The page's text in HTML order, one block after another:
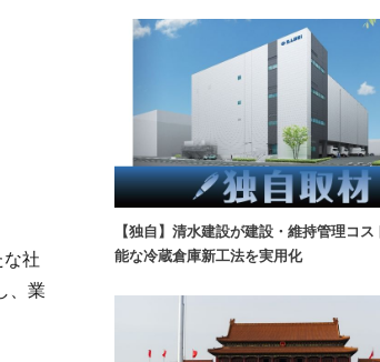
社
、業
【独自】清水建設が建設・維持管理コ
能な冷蔵倉庫新工法を実用化